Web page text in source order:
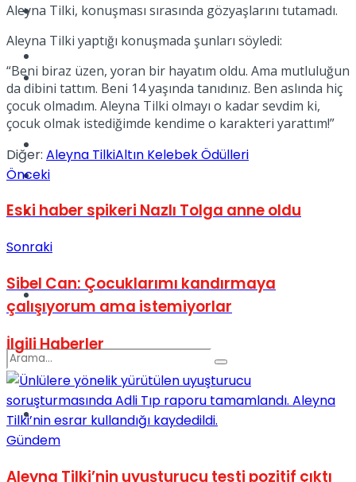
Kadınca
Dünya
Türkiye
Sinema
Tatil
Podcast
No Result
Aleyna Tilki, konuşması sırasında gözyaşlarını tutamadı.
Aleyna Tilki yaptığı konuşmada şunları söyledi:
“Beni biraz üzen, yoran bir hayatım oldu. Ama mutluluğun
da dibini tattım. Beni 14 yaşında tanıdınız. Ben aslında hiç
çocuk olmadım. Aleyna Tilki olmayı o kadar sevdim ki,
çocuk olmak istediğimde kendime o karakteri yarattım!”
Diğer: Aleyna TilkiAltın Kelebek Ödülleri
Önceki
Eski haber spikeri Nazlı Tolga anne oldu
Sonraki
Sibel Can: Çocuklarımı kandırmaya
çalışıyorum ama istemiyorlar
İlgiliHaberler
Gündem
Aleyna Tilki’nin uyuşturucu testi pozitif çıktı